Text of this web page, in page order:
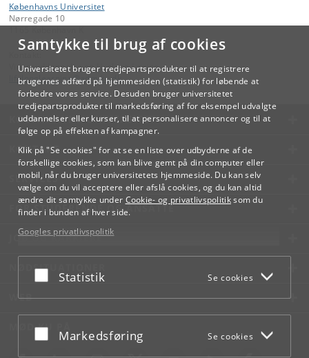
Samtykke til brug af cookies
Universitetet bruger tredjepartsprodukter til at registrere
brugernes adfærd på hjemmesiden (statistik) for løbende at
forbedre vores service. Desuden bruger universitetet
tredjepartsprodukter til markedsføring af for eksempel udvalgte
uddannelser eller kurser, til at personalisere annoncer og til at
følge op på effekten af kampagner.
Klik på "Se cookies" for at se en liste over udbyderne af de
forskellige cookies, som kan blive gemt på din computer eller
mobil, når du bruger universitetets hjemmeside. Du kan selv
vælge om du vil acceptere eller afslå cookies, og du kan altid
ændre dit samtykke under Cookie- og privatlivspolitiksom du
finder i bunden af hver side.
Googles privatlivspolitik
Acceptér eller afslå
Statistik Se cookies
Acceptér eller afslå
Markedsføring Se cookies
Københavns Universitet
Nørregade 10
Videreuddannelse og Livslang Læring
lifelonglearning@adm.ku.dk
KØBENHAVNS UNIVERSITET
KONTAKT
SERVICES
FOR STUDERENDE OG ANSATTE
JOB OG KARRIERE
NØDSITUATIONER
WEB
MØD KU PÅ